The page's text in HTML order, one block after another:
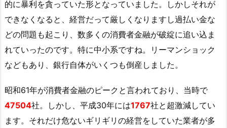
的に暴利を貪っていた形となっていました。しかしそれが
できなくなると、経営だって厳しくなりますし過払い金な
どの問題も起こり、数多くの消費者金融が破綻に追い込ま
れていったのです。特に中小系ですね。リーマンショック
などもあり、銀行自体がいくつも倒産しました。
昭和61年が消費者金融のピークと言われており、当時で
47504社。しかし、平成30年には1767社と超激減してい
ます。それだけ危ないギリギリの経営をしていた業者が多